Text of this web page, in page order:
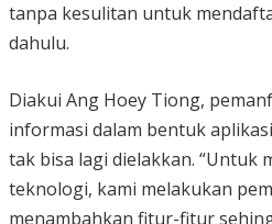
tanpa kesulitan untuk
dahulu.
Diakui Ang Hoey Tiong,
informasi dalam bentuk
tak bisa lagi dielakkan. “Untuk
teknologi, kami melakukan
menambahkan fitur-fitur